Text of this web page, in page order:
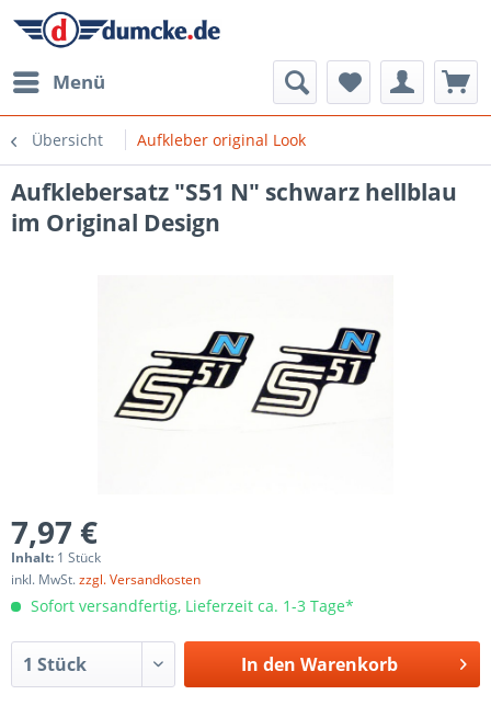
Menü
Übersicht Aufkleber original Look
Aufklebersatz "S51 N" schwarz hellblau
im Original Design
7,97 €
Inhalt: 1 Stück
inkl. MwSt.zzgl. Versandkosten
Sofort versandfertig, Lieferzeit ca. 1-3 Tage*
In den Warenkorb